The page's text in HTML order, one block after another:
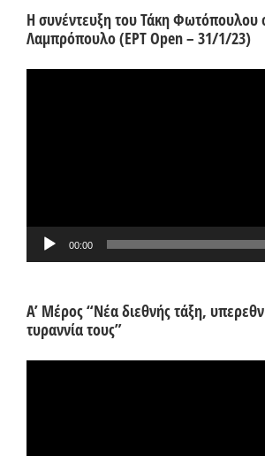
Η συνέντευξη του Τάκη Φωτόπουλου
Λαμπρόπουλο (ΕΡΤ Open – 31/1/23)
00:00
Α’ Μέρος “Νέα διεθνής τάξη,
τυραννία τους”